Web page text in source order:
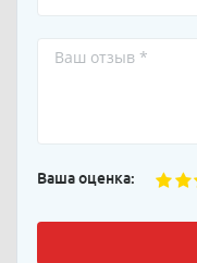
Ваша оценка: